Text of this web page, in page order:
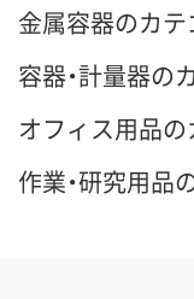
金属容器のカテ
容器・計量器の
オフィス用品
作業・研究用品